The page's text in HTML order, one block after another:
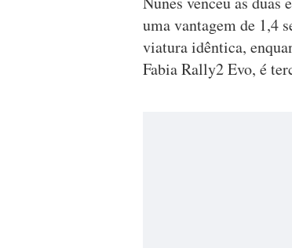
uma vantagem de 1,4
viatura idêntica,
Fabia Rally2 Evo, é